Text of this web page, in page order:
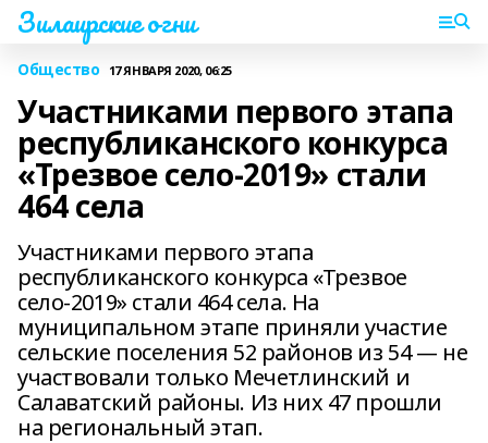
Зилаирские огни
Общество 17 ЯНВАРЯ 2020, 06:25
Участниками первого этапа
республиканского конкурса
«Трезвое село-2019» стали
464 села
Участниками первого этапа
республиканского конкурса «Трезвое
село-2019» стали 464 села. На
муниципальном этапе приняли участие
сельские поселения 52 районов из 54 — не
участвовали только Мечетлинский и
Салаватский районы. Из них 47 прошли
на региональный этап.